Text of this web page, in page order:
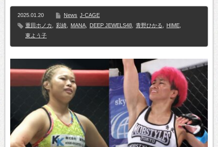
2025.01.20 News J-CAGE
重田ホノカ
彩綺 MANA DEEP JEWELS48 青野ひかる HIME
東よう子